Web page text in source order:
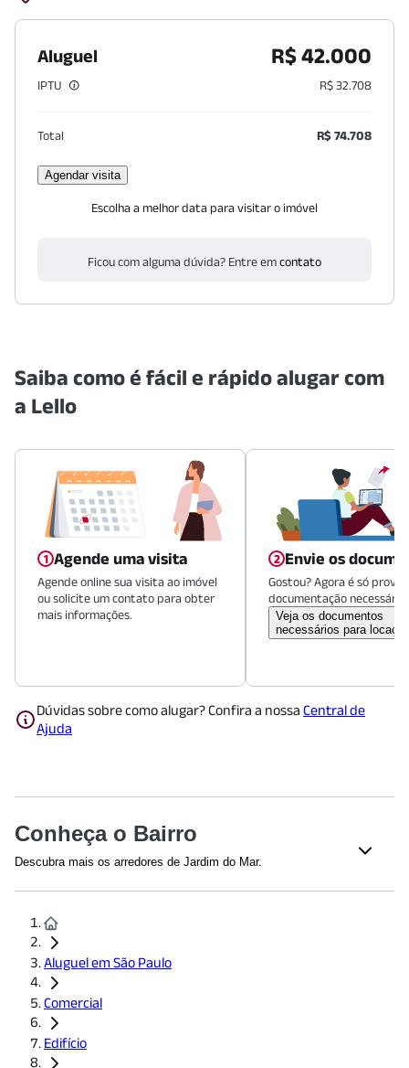
Aluguel R$ 42.000
IPTU R$ 32.708
Total R$ 74.708
Agendar visita
Escolha a melhor data para visitar o imóvel
Ficou com alguma dúvida? Entre emcontato
Saiba como é fácil e rápido alugar com
a Lello
Agende uma visita
Agende online sua visita ao imóvel
ou solicite um contato para obter
mais informações.
Envie os
Gostou? Agora é só
documentação necessária.
Veja os documentos
necessários para
Dúvidas sobre como alugar? Confira a nossa Central de
Ajuda
Conheça o Bairro
Descubra mais os arredores de Jardim do Mar.
Golden Square Shopping
Shopping Metrópole
Educação
Faculdade de Direito de São Bernardo do Campo
Faculdade Anhanguera de São Bernardo do Campo -
Anchieta
Universidade Federal do ABC, Campus São Bernardo do
Aluguel em São Paulo
Comercial
Edifício